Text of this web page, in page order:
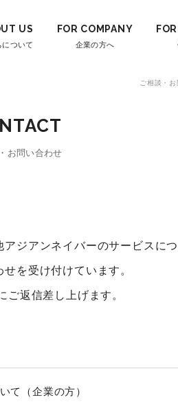
US
について
FOR COMPANY
企業の方へ
ご相談・
お問い合わせ
ジアンネイバーのサービスに
を受け付けています。
ご返信差し上げます。
て（企業の方）